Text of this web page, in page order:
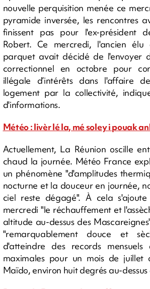
nouvelle perquisition menée ce
pyramide inversée, les rencontres
finissent pas pour l'ex-président
Robert. Ce mercredi, l'ancien
parquet avait décidé de l'envoyer
correctionnel en octobre pour
illégale d’intérêts dans l'affaire
logement par la collectivité,
d'informations.
Météo : livèr lé la, mé soley i pouak
Actuellement, La Réunion oscille
chaud la journée. Météo France
un phénomène ️"d'amplitudes
nocturne et la douceur en journée,
ciel reste dégagé". À cela
mercredi "le réchauffement et
altitude au-dessus des
"remarquablement douce et
d'atteindre des records mensuels
maximales pour un mois de juillet
Maïdo, environ huit degrés au-dessus